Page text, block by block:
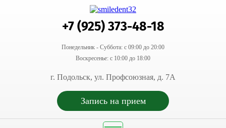
+7 (925) 373-48-18
Понедельник - Суббота: с 09:00 до 20:00
Воскресенье: с 10:00 до 18:00
г. Подольск, ул. Профсоюзная, д. 7А
Запись на прием